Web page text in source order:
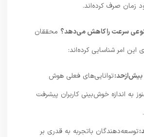
صرف کرده‌اند.
را کاهش می‌دهد؟محققان
شناسایی کرده‌اند:
توانایی‌های فعلی هوش
خوش‌بینی کاربران پیشرفت
باتجربه به قدری بر